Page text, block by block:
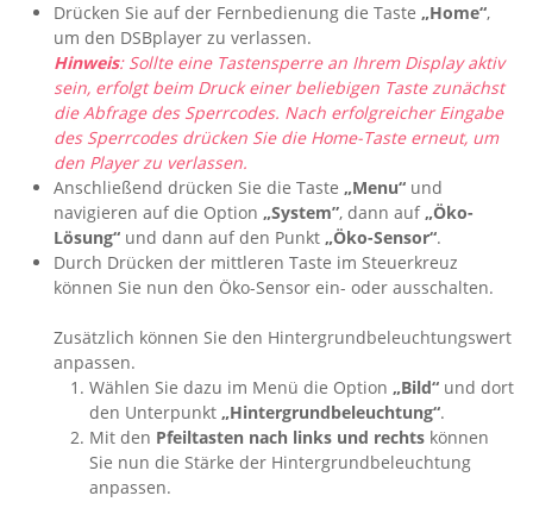
Drücken Sie auf der Fernbedienung die Taste „Home“,
um den DSBplayer zu verlassen.
Hinweis: Sollte eine Tastensperre an Ihrem Display aktiv
sein, erfolgt beim Druck einer beliebigen Taste zunächst
die Abfrage des Sperrcodes. Nach erfolgreicher Eingabe
des Sperrcodes drücken Sie die Home-Taste erneut, um
den Player zu verlassen.
Anschließend drücken Sie die Taste „Menu“ und
navigieren auf die Option „System”, dann auf„Öko-
Lösung“ und dann auf den Punkt „Öko-Sensor“.
Durch Drücken der mittleren Taste im Steuerkreuz
können Sie nun den Öko-Sensor ein- oder ausschalten.
Zusätzlich können Sie den Hintergrundbeleuchtungs­wert
anpassen.
Wählen Sie dazu im Menü die Option „Bild“ und dort
den Unterpunkt „Hintergrundbeleuchtung“.
Mit den Pfeiltasten nach links und rechts können
Sie nun die Stärke der Hintergrundbeleuchtung
anpassen.